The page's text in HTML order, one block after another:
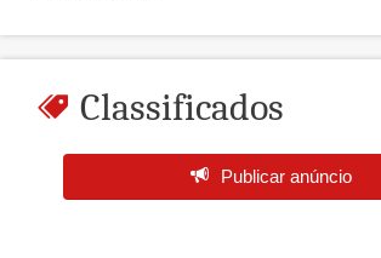
Classificados
Publicar anúncio